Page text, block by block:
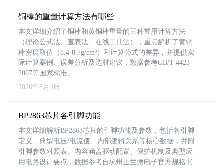
铜棒的重量计算方法有哪些
本文详细介绍了铜棒和黄铜棒重量的三种常用计算方法
（理论公式法、查表法、在线工具法），重点解析了黄铜
棒密度取值（8.4-8.7g/cm³）和计算公式的差异，并提供实
际计算案例、误差分析及选材建议，数据参考GB/T 4423-
2007等国家标准。
2026年8月4日
BP2863芯片各引脚功能
本文详细解析BP2863芯片的引脚功能及参数，包括各引脚
定义、典型电压/电流值、内部逻辑关系等核心数据，并附
引脚参数对照表。内容涵盖驱动配置、保护机制及典型应
用电路设计要点，数据参考自杭州士兰微电子官方规格书